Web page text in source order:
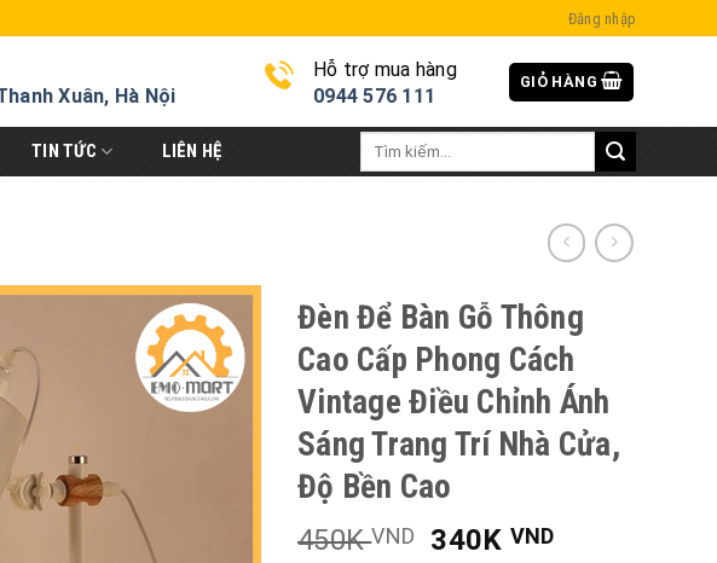
Đăng nhập
Xuân, Hà Nội
Hỗ trợ mua hàng
0944 576 111
GIỎ HÀNG
TIN TỨC LIÊN HỆ
kiếm:
Đèn Để Bàn Gỗ Thông
Cao Cấp Phong Cách
Vintage Điều Chỉnh Ánh
Sáng Trang Trí Nhà Cửa,
Độ Bền Cao
450KVND 340K VND